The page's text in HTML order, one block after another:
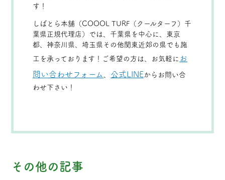
す！
しばとら本舗（COOOL TURF（クールターフ）千
葉県正規代理店）では、千葉県を中心に、東京
都、神奈川県、埼玉県その他関東近郊の県でも施
工を承っております！ご希望の方は、お気軽に お
問い合わせフォーム
公式LINE からお問い合
わせ下さい！
その他の記事